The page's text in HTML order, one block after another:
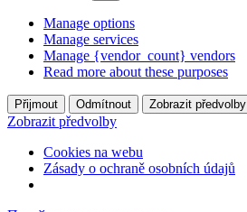
Manage options
Manage services
Manage {vendor_count} vendors
Read more about these purposes
Přijmout Odmítnout Zobrazit předvolby
Zobrazit předvolby
Cookies na webu
Zásady o ochraně osobních údajů